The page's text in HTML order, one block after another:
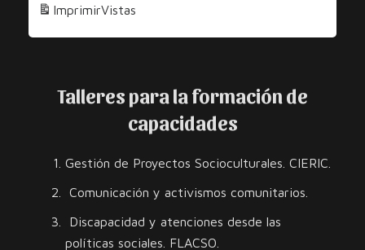
los ImprimirVistas
Talleres para la formación de
capacidades
Gestión de Proyectos Socioculturales. CIERIC.
Comunicación y activismos comunitarios.
Discapacidad y atenciones desde las
políticas sociales. FLACSO.